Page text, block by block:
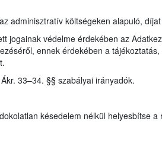
adminisztratív költségeken alapuló,
jogainak védelme érdekében az
ennek érdekében a
33–34. §§ szabályai irányadók.
késedelem nélkül helyesbítse